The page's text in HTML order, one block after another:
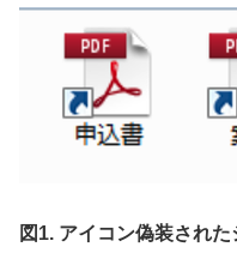
図1. アイコン偽装され